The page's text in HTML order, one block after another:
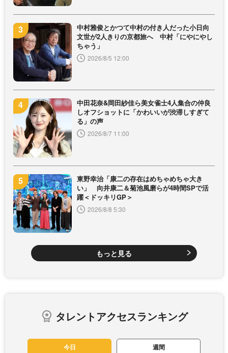
中村雅俊とかつて中村の付き人だった小日向
文世が2人きりの京都旅へ 中村「にやにやし
ちゃう」
2026/8/5 12:00
中田花奈&岡田紗佳ら美女雀士4人集合の仲良
しオフショットに「かわいいが渋滞しすぎて
る」の声
2026/8/7 11:00
東野幸治「康二の存在はめちゃめちゃ大き
い」 向井康二＆菊池風磨らが4時間SPで活
躍＜ドッキリGP＞
2026/8/8 5:30
もっと見る
タレントアクセスランキング
今日 週間